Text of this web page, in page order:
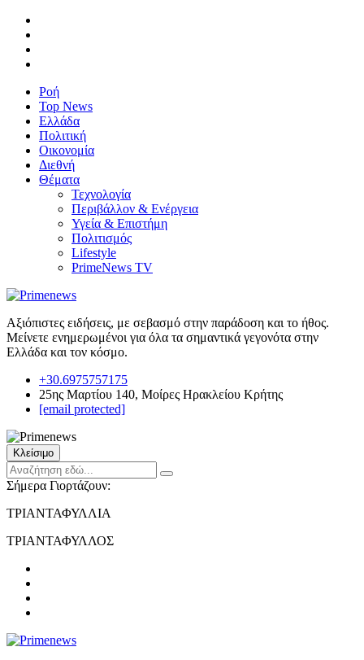
Ροή
Top News
Ελλάδα
Πολιτική
Οικονομία
Διεθνή
Θέματα
Τεχνολογία
Περιβάλλον & Ενέργεια
Υγεία & Επιστήμη
Πολιτισμός
Lifestyle
PrimeNews TV
Αξιόπιστες ειδήσεις, με σεβασμό στην παράδοση και το ήθος.
Μείνετε ενημερωμένοι για όλα τα σημαντικά γεγονότα στην
Ελλάδα και τον κόσμο.
+30.6975757175
25ης Μαρτίου 140, Μοίρες Ηρακλείου Κρήτης
[email protected]
Κλείσιμο
Σήμερα Γιορτάζουν:
ΤΡΙΑΝΤΑΦΥΛΛΙΑ
ΤΡΙΑΝΤΑΦΥΛΛΟΣ